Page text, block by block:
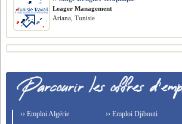
Leager Management
Ariana, Tunisie
›› Emploi Algérie
›› Emploi Djibouti